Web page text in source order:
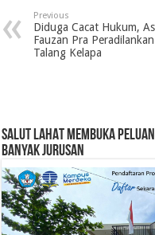
Previous
Diduga Cacat Hukum,
Fauzan Pra
Talang Kelapa
SALUT LAHAT MEMBUKA
BANYAK JURUSAN